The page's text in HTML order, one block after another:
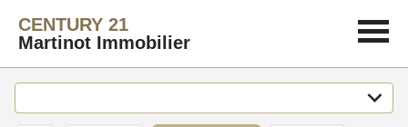
CENTURY 21
Martinot Immobilier